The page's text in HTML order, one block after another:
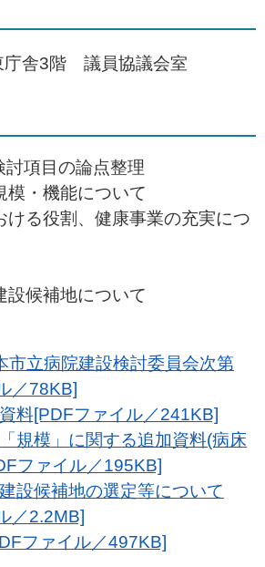
舎3階 議員協議会室
討項目の論点整理
模・機能について
ける役割、健康事業の充実につ
設候補地について
市立病院建設検討委員会次第
／78KB]
料[PDFファイル／241KB]
規模」に関する追加資料(病床
ファイル／195KB]
設候補地の選定等について
／2.2MB]
ファイル／497KB]